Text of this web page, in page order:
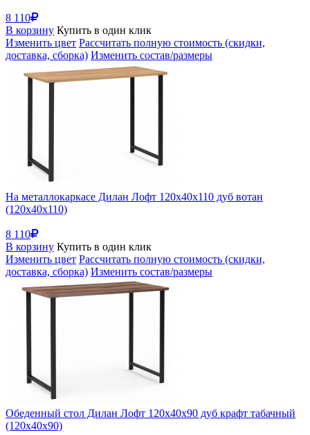
8 110
В корзину Купить в один клик
Изменить цвет Рассчитать полную стоимость (скидки,
доставка, сборка) Изменить состав/размеры
На металлокаркасе Дилан Лофт 120х40х110 дуб вотан
(120x40x110)
8 110
В корзину Купить в один клик
Изменить цвет Рассчитать полную стоимость (скидки,
доставка, сборка) Изменить состав/размеры
Обеденный стол Дилан Лофт 120х40х90 дуб крафт табачный
(120x40x90)